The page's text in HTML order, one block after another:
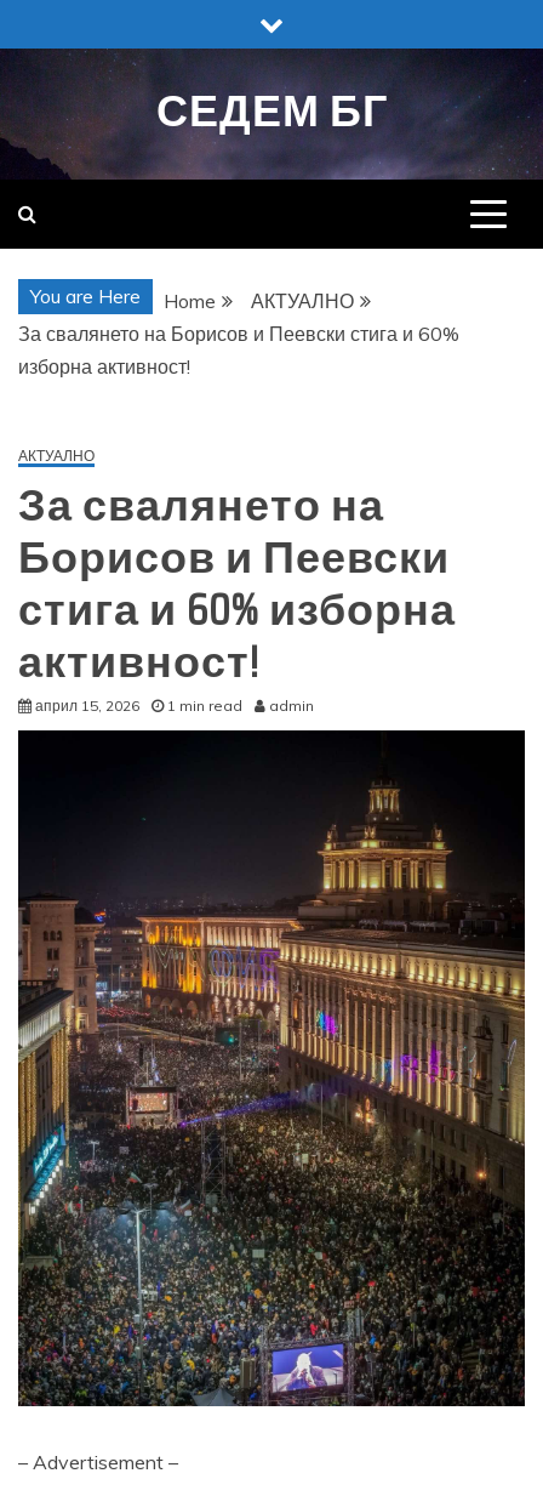
to
СЕДЕМ БГ
You are Here Home
АКТУАЛНО
За свалянето на Борисов и Пеевски стига и 60%
изборна активност!
АКТУАЛНО
За свалянето на
Борисов и Пеевски
стига и 60% изборна
активност!
април 15, 2026 1 min read admin
– Advertisement –